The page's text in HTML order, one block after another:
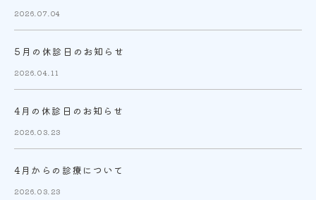
2026.07.04
5月の休診日のお知らせ
2026.04.11
4月の休診日のお知らせ
2026.03.23
4月からの診療について
2026.03.23